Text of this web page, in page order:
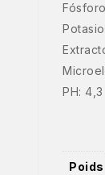
PH: 4,3
Poids